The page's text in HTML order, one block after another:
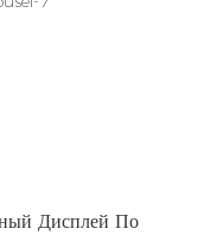
Дисплей По